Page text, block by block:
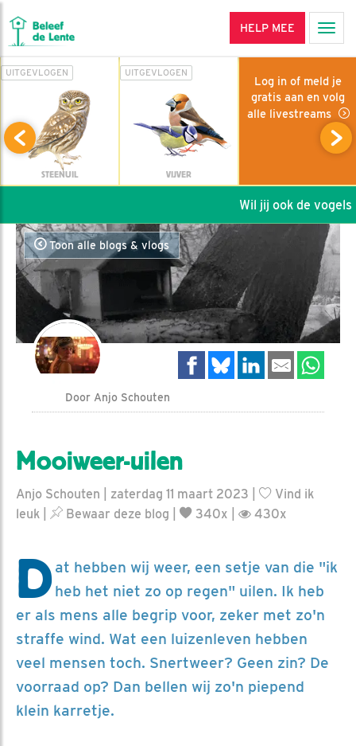
HELP MEE
UITGEVLOGEN
STEENUIL
UITGEVLOGEN
VIJVER
Log in of meld je
gratis aan en volg
alle livestreams
Wil jij ook de vogels
Toon alle blogs & vlogs
Door Anjo Schouten
Mooiweer-uilen
Anjo Schouten | zaterdag 11 maart 2023 |
Vind ik
leuk
Bewaar deze blog 340x | 430x
Dat hebben wij weer, een setje van die "ik
heb het niet zo op regen" uilen. Ik heb
er als mens alle begrip voor, zeker met zo'n
straffe wind. Wat een luizenleven hebben
veel mensen toch. Snertweer? Geen zin? De
voorraad op? Dan bellen wij zo'n piepend
klein karretje.